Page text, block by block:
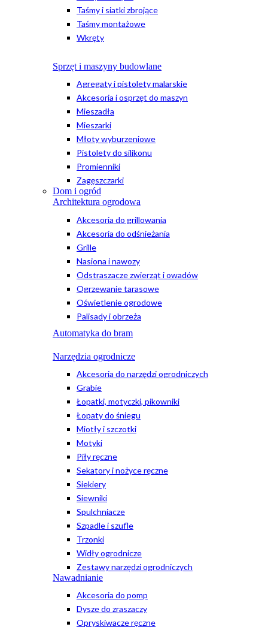
Taśmy i siatki zbrojące
Taśmy montażowe
Wkręty
Sprzęt i maszyny budowlane
Agregaty i pistolety malarskie
Akcesoria i osprzęt do maszyn
Mieszadła
Mieszarki
Młoty wyburzeniowe
Pistolety do silikonu
Promienniki
Zagęszczarki
Dom i ogród
Architektura ogrodowa
Akcesoria do grillowania
Akcesoria do odśnieżania
Grille
Nasiona i nawozy
Odstraszacze zwierząt i owadów
Ogrzewanie tarasowe
Oświetlenie ogrodowe
Palisady i obrzeża
Automatyka do bram
Narzędzia ogrodnicze
Akcesoria do narzędzi ogrodniczych
Grabie
Łopatki, motyczki, pikowniki
Łopaty do śniegu
Miotły i szczotki
Motyki
Piły ręczne
Sekatory i nożyce ręczne
Siekiery
Siewniki
Spulchniacze
Szpadle i szufle
Trzonki
Widły ogrodnicze
Zestawy narzędzi ogrodniczych
Nawadnianie
Akcesoria do pomp
Dysze do zraszaczy
Opryskiwacze ręczne